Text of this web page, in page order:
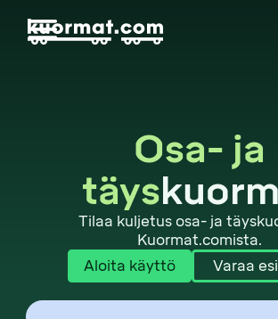
Osa- ja
täys
Tilaa kuljetus osa- ja
Kuormat.comista.
Aloita käyttö
Varaa